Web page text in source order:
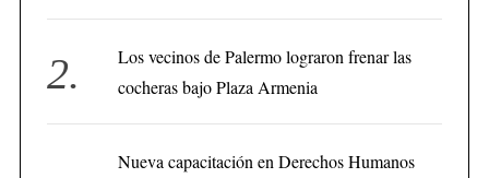
Los vecinos de Palermo lograron frenar las
cocheras bajo Plaza Armenia
Nueva capacitación en Derechos Humanos